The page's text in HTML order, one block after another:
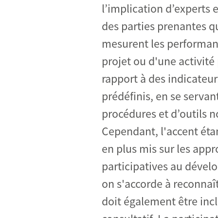
l’implication d’experts
des parties prenantes
mesurent les
projet ou d'une activité
rapport à des
prédéfinis, en se
procédures et d’outils
Cependant, l'accent
en plus mis sur les
participatives au
on s'accorde à
doit également être